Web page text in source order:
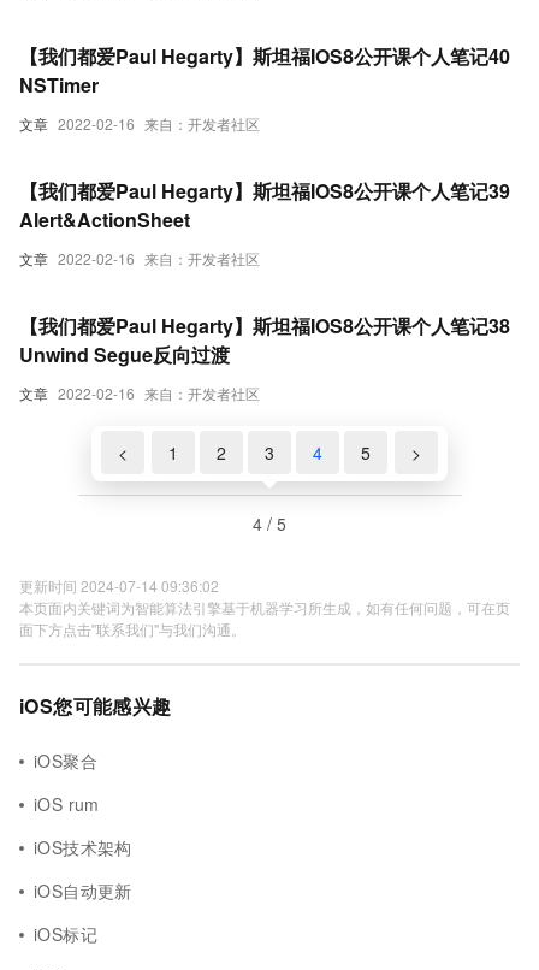
文章 2022-02-16 来自：开发者社区
【我们都爱Paul Hegarty】斯坦福IOS8公开课个人笔记40
NSTimer
文章 2022-02-16 来自：开发者社区
【我们都爱Paul Hegarty】斯坦福IOS8公开课个人笔记39
Alert&ActionSheet
文章 2022-02-16 来自：开发者社区
【我们都爱Paul Hegarty】斯坦福IOS8公开课个人笔记38
Unwind Segue反向过渡
< 1 2 3 4 5 >
4 / 5
更新时间 2024-07-14 09:36:02
本页面内关键词为智能算法引擎基于机器学习所生成，如有任何问题，可在页
面下方点击"联系我们"与我们沟通。
iOS您可能感兴趣
iOS聚合
iOS rum
iOS技术架构
iOS自动更新
iOS标记